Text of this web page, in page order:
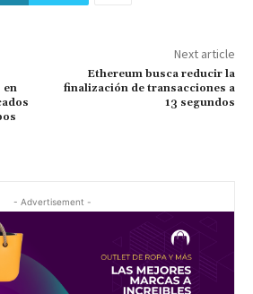
en
Next article
Ethereum busca reducir la
finalización de transacciones a
13 segundos
- Advertisement -